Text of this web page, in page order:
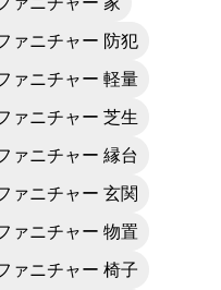
ァニチャー 防犯
ァニチャー 軽量
ァニチャー 芝生
ァニチャー 縁台
ァニチャー 玄関
ァニチャー 物置
ァニチャー 椅子